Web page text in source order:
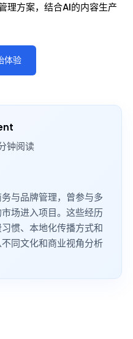
理方案，结合AI的内容生产
体验
钟阅读
与品牌管理，曾参与多
场进入项目。这些经历
惯、本地化传播方式和
同文化和商业视角分析